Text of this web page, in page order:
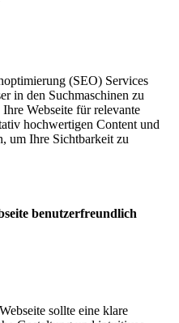
(SEO) Services
in den Suchmaschinen zu
Webseite für relevante
hochwertigen Content und
um Ihre Sichtbarkeit zu
benutzerfreundlich
sollte eine klare